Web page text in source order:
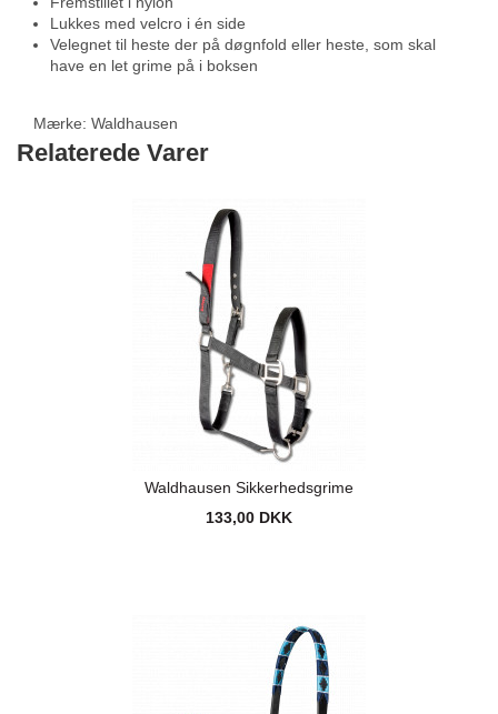
Lukkes med velcro i én side
Velegnet til heste der på døgnfold eller heste, som skal
have en let grime på i boksen
Mærke: Waldhausen
Relaterede Varer
Waldhausen Sikkerhedsgrime
133,00 DKK